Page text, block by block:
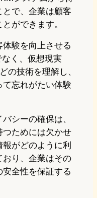
とで、企業は顧客
ができます。
験を向上させる
く、仮想現実
の技術を理解し、
忘れがたい体験
シーの確保は、
ためには欠かせ
がどのように利
り、企業はその
全性を保証する